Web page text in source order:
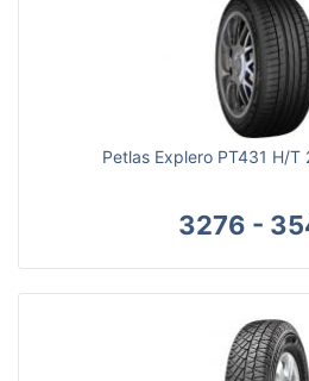
Petlas Explero PT431 H/T
3276 -